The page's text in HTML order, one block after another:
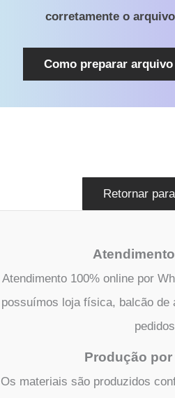
corretamente o
Como preparar
Retornar
Atendimento 100% online por
possuímos loja física, balcão de
Produção por
Os materiais são produzidos